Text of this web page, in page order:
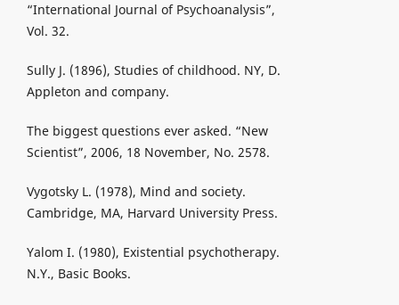
“International Journal of Psychoanalysis”,
Vol. 32.
Sully J. (1896), Studies of childhood. NY, D.
Appleton and company.
The biggest questions ever asked. “New
Scientist”, 2006, 18 November, No. 2578.
Vygotsky L. (1978), Mind and society.
Cambridge, MA, Harvard University Press.
Yalom I. (1980), Existential psychotherapy.
N.Y., Basic Books.